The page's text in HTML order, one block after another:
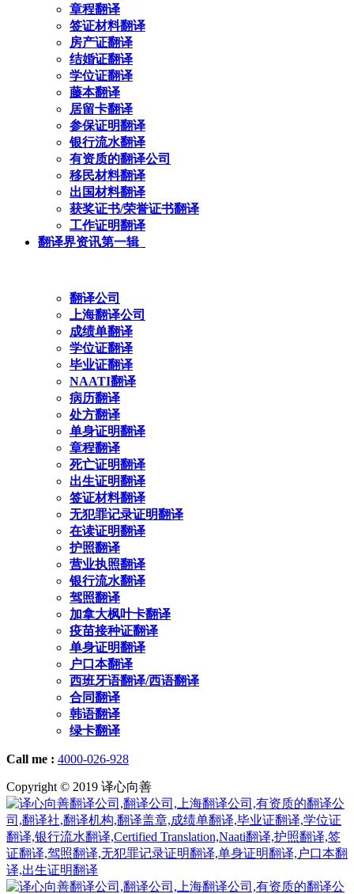
章程翻译
签证材料翻译
房产证翻译
结婚证翻译
学位证翻译
藤本翻译
居留卡翻译
参保证明翻译
银行流水翻译
有资质的翻译公司
移民材料翻译
出国材料翻译
获奖证书/荣誉证书翻译
工作证明翻译
翻译界资讯第一辑
翻译公司
上海翻译公司
成绩单翻译
学位证翻译
毕业证翻译
NAATI翻译
病历翻译
处方翻译
单身证明翻译
章程翻译
死亡证明翻译
出生证明翻译
签证材料翻译
无犯罪记录证明翻译
在读证明翻译
护照翻译
营业执照翻译
银行流水翻译
驾照翻译
加拿大枫叶卡翻译
疫苗接种证翻译
单身证明翻译
户口本翻译
西班牙语翻译/西语翻译
合同翻译
韩语翻译
绿卡翻译
Call me : 4000-026-928
Copyright © 2019 译心向善